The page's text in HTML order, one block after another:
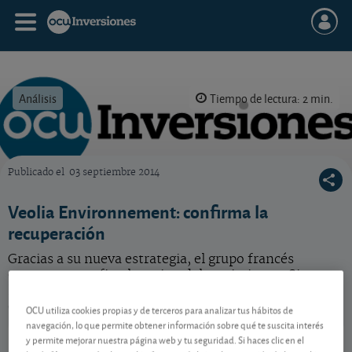
Análisis Tiempo de lectura: 2 min.
Publicado el 03 septiembre 2014
Veolia Environnement: confirma la
recuperación
Gracias a su nueva estrategia, el grupo francés
encuentra por fin el camino del crecimiento. Siga
compañía.
Veolia Environnement 35,19 EUR
OCU utiliza cookies propias y de terceros para analizar tus hábitos de
navegación, lo que permite obtener información sobre qué te suscita interés
y permite mejorar nuestra página web y tu seguridad. Si haces clic en el